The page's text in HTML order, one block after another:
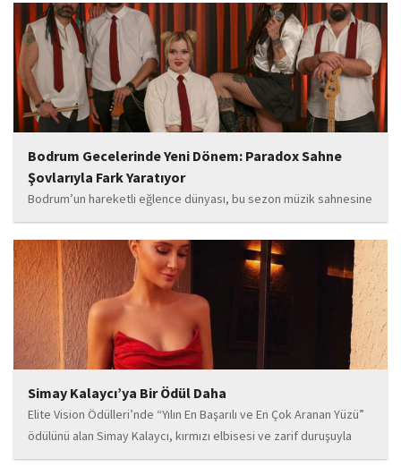
öğrenilen Böcek’in açıklamalarında, 31 Mart 2024 yerel
seçimleri...
Bodrum Gecelerinde Yeni Dönem: Paradox Sahne
Şovlarıyla Fark Yaratıyor
Bodrum’un hareketli eğlence dünyası, bu sezon müzik sahnesine
iddialı bir giriş yapan “Paradox” ile yeni bir enerji kazanıyor. Güçlü
sahne performansı, uluslararası standartlardaki repertuarı ve
deneyimli müzisyen kadrosuyla dikkat çeken...
Simay Kalaycı’ya Bir Ödül Daha
Elite Vision Ödülleri’nde “Yılın En Başarılı ve En Çok Aranan Yüzü”
ödülünü alan Simay Kalaycı, kırmızı elbisesi ve zarif duruşuyla
geceye damga vurdu. Takı markasıyla da dikkat çeken Kalaycı,